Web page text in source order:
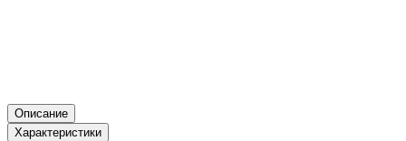
Описание
Характеристики